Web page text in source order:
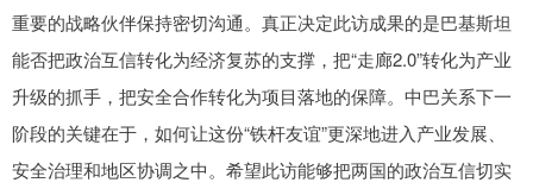
重要的战略伙伴保持密切沟通。真正决定此访成果的是巴基斯坦
能否把政治互信转化为经济复苏的支撑，把“走廊2.0”转化为产业
升级的抓手，把安全合作转化为项目落地的保障。中巴关系下一
阶段的关键在于，如何让这份“铁杆友谊”更深地进入产业发展、
安全治理和地区协调之中。希望此访能够把两国的政治互信切实